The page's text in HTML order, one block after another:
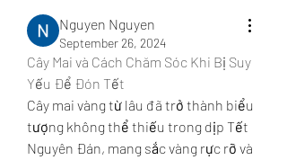
Nguyen Nguyen
September 26, 2024
Cây Mai và Cách Chăm Sóc Khi Bị Suy
Yếu Để Đón Tết
Cây mai vàng từ lâu đã trở thành biểu
tượng không thể thiếu trong dịp Tết
Nguyên Đán, mang sắc vàng rực rỡ và